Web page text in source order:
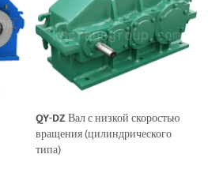
QY-DZВал с низкой скоростью
вращения (цилиндрического
типа)